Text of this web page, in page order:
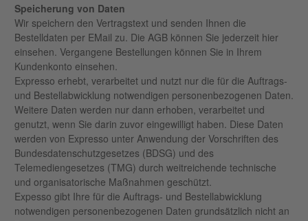
Speicherung von Daten
Wir speichern den Vertragstext und senden Ihnen die
Bestelldaten per EMail zu. Die AGB können Sie jederzeit hier
einsehen. Vergangene Bestellungen können Sie in Ihrem
Kundenkonto einsehen.
Expresso erhebt, verarbeitet und nutzt nur die für die Auftrags-
und Bestellabwicklung notwendigen personenbezogenen Daten.
Weitere Daten werden nur dann erhoben, verarbeitet und
genutzt, wenn Sie darin zuvor eingewilligt haben. Diese Daten
werden von Expresso unter Anwendung der Vorschriften des
Bundesdatenschutzgesetzes (BDSG) und des
Telemediengesetzes (TMG) durch weitreichende technische
und organisatorische Maßnahmen geschützt.
Expesso gibt Ihre für die Auftrags- und Bestellabwicklung
notwendigen personenbezogenen Daten grundsätzlich nicht an